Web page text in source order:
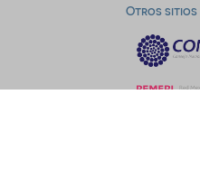
Otros sitios